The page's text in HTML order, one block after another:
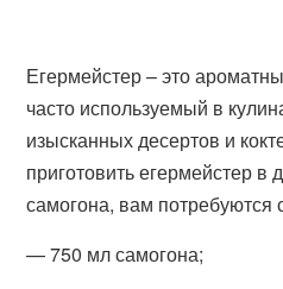
Егермейстер – это
часто используемый в
изысканных десертов и
приготовить егермейстер
самогона, вам
— 750 мл самогона;